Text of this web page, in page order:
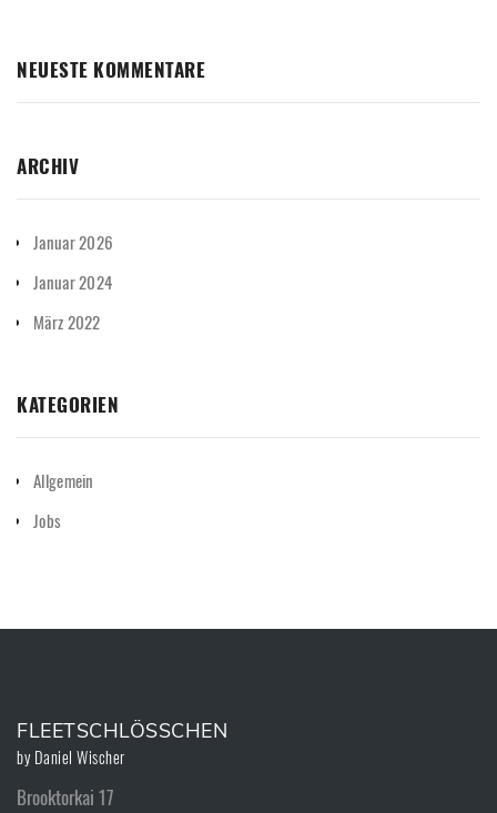
NEUESTE KOMMENTARE
ARCHIV
Januar 2026
Januar 2024
März 2022
KATEGORIEN
Allgemein
Jobs
FLEETSCHLÖSSCHEN
Brooktorkai 17